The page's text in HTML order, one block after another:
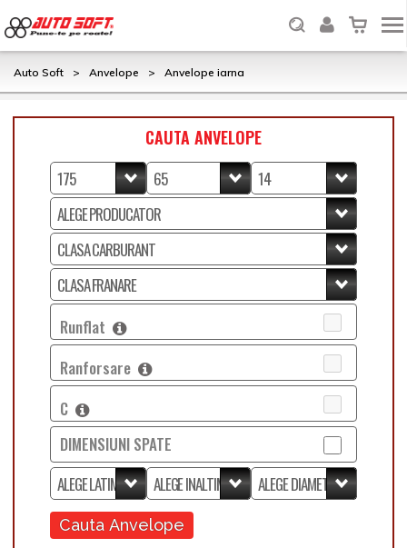
Auto Soft > Anvelope > Anvelope iarna
CAUTA ANVELOPE
Runflat
Ranforsare
C
DIMENSIUNI SPATE
Cauta Anvelope